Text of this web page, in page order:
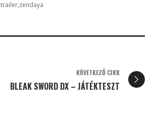
trailer zendaya
KÖVETKEZŐ CIKK
BLEAK SWORD DX – JÁTÉKTESZT